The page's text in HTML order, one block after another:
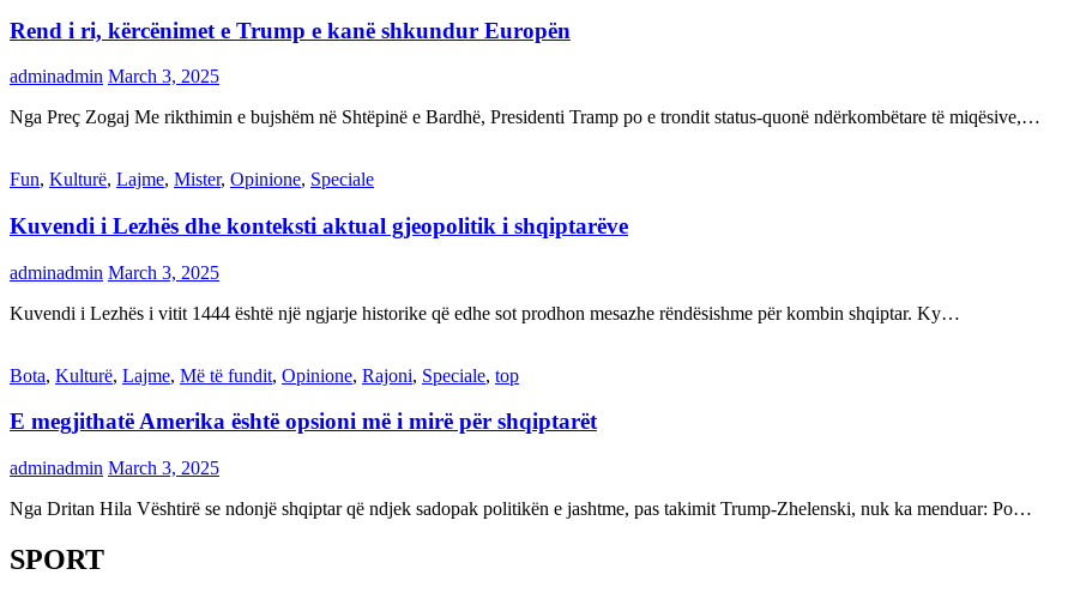
Rend i ri, kërcënimet e Trump e kanë shkundur Europën
adminadmin March 3, 2025
Nga Preç Zogaj Me rikthimin e bujshëm në Shtëpinë e Bardhë, Presidenti Tramp po e trondit status-quonë ndërkombëtare të miqësive,…
Fun, Kulturë, Lajme, Mister, Opinione, Speciale
Kuvendi i Lezhës dhe konteksti aktual gjeopolitik i shqiptarëve
adminadmin March 3, 2025
Kuvendi i Lezhës i vitit 1444 është një ngjarje historike që edhe sot prodhon mesazhe rëndësishme për kombin shqiptar. Ky…
Bota, Kulturë, Lajme, Më të fundit, Opinione, Rajoni, Speciale, top
E megjithatë Amerika është opsioni më i mirë për shqiptarët
adminadmin March 3, 2025
Nga Dritan Hila Vështirë se ndonjë shqiptar që ndjek sadopak politikën e jashtme, pas takimit Trump-Zhelenski, nuk ka menduar: Po…
SPORT